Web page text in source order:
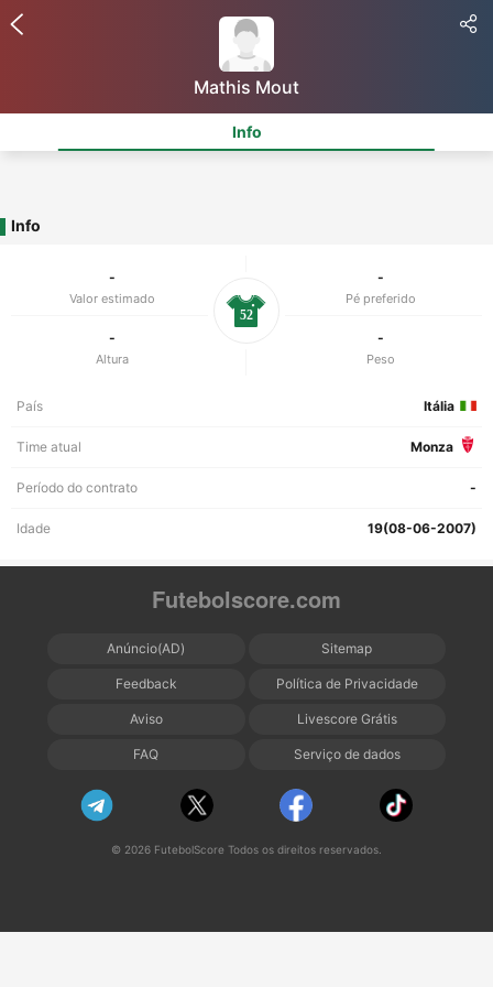
Mathis Mout
Info
Info
-
Valor estimado
-
Pé preferido
-
Altura
-
Peso
52
País Itália
Time atual Monza
Período do contrato -
Idade 19(08-06-2007)
Futebolscore.com
Anúncio(AD) Sitemap
Feedback Política de Privacidade
Aviso Livescore Grátis
FAQ Serviço de dados
© 2026 FutebolScore Todos os direitos reservados.